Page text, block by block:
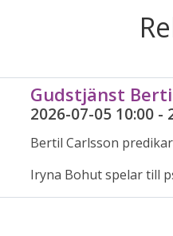
Gudstjänst
2026-07-05 10:00 -
Bertil Carlsson
Iryna Bohut spelar till